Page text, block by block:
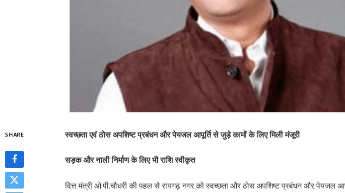
SHARE स्वच्छता एवं ठोस अपशिष्ट प्रबंधन और पेयजल आपूर्ति से जुड़े कामों के लिए मिली मंजूरी
सड़क और नाली निर्माण के लिए भी राशि स्वीकृत
वित्त मंत्री ओ.पी.चौधरी की पहल से रायगढ़ नगर को स्वच्छता और ठोस अपशिष्ट प्रबंधन और पेयजल